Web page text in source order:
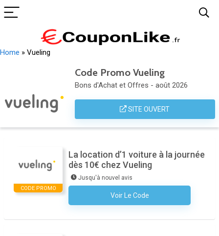
Home » Vueling
Code Promo Vueling
Bons d'Achat et Offres - août 2026
SITE OUVERT
CODE PROMO
La location d’1 voiture à la journée
dès 10€ chez Vueling
Jusqu'à nouvel avis
Voir Le Code
Aucun Code N'est Nécessaire